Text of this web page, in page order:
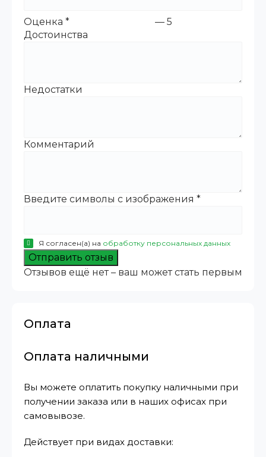
Оценка * — 5
Достоинства
Недостатки
Комментарий
Введите символы с изображения *
Я согласен(а) на обработку персональных данных
Отправить отзыв
Отзывов ещё нет – ваш может стать первым
Оплата
Оплата наличными
Вы можете оплатить покупку наличными при
получении заказа или в наших офисах при
самовывозе.
Действует при видах доставки: